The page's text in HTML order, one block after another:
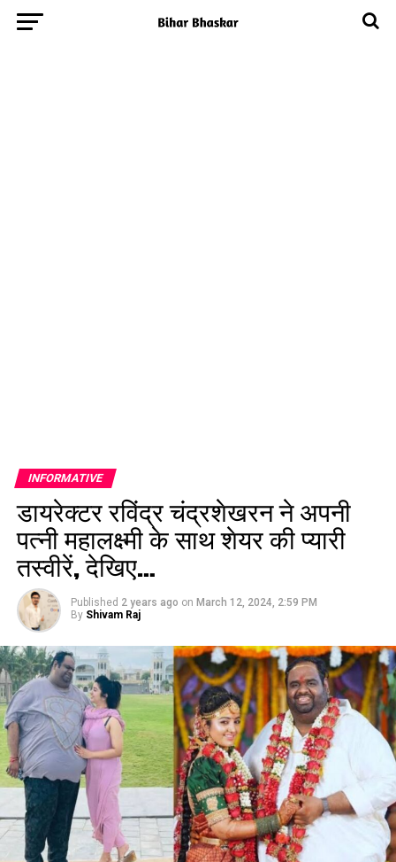
INFORMATIVE
डायरेक्टर रविंद्र चंद्रशेखरन ने अपनी
पत्नी महालक्ष्मी के साथ शेयर की प्यारी
तस्वीरें, देखिए…
Published 2 years ago on March 12, 2024, 2:59 PM
By Shivam Raj